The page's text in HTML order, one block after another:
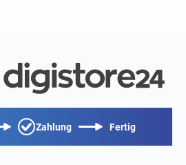
Zahlung Fertig